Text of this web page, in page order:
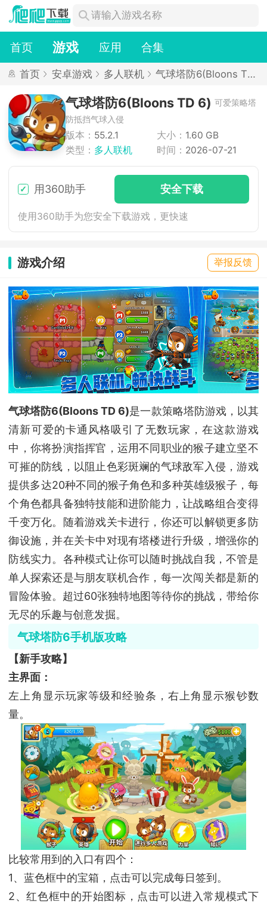
首页 游戏 应用 合集
首页 安卓游戏 多人联机
气球塔防6(Bloons TD
气球塔防6(Bloons TD 6) 可爱策略塔
防抵挡气球入侵
版本： 55.2.1 大小： 1.60 GB
类型： 多人联机 时间： 2026-07-21
安全下载
用360助手
使用360助手为您安全下载游戏，更快速
游戏介绍 举报反馈
气球塔防6(Bloons TD 6)是一款策略塔防游戏，以其
清新可爱的卡通风格吸引了无数玩家，在这款游戏
中，你将扮演指挥官，运用不同职业的猴子建立坚不
可摧的防线，以阻止色彩斑斓的气球敌军入侵，游戏
提供多达20种不同的猴子角色和多种英雄级猴子，每
个角色都具备独特技能和进阶能力，让战略组合变得
千变万化。随着游戏关卡进行，你还可以解锁更多防
御设施，并在关卡中对现有塔楼进行升级，增强你的
防线实力。各种模式让你可以随时挑战自我，不管是
单人探索还是与朋友联机合作，每一次闯关都是新的
冒险体验。超过60张独特地图等待你的挑战，带给你
无尽的乐趣与创意发掘。
气球塔防6手机版攻略
【新手攻略】
主界面：
左上角显示玩家等级和经验条，右上角显示猴钞数
量。
比较常用到的入口有四个：
1、蓝色框中的宝箱，点击可以完成每日签到。
2、红色框中的开始图标，点击可以进入常规模式下